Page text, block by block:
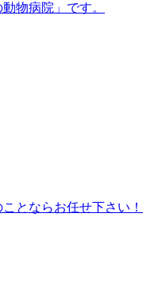
物病院」です。
とならお任せ下さい！